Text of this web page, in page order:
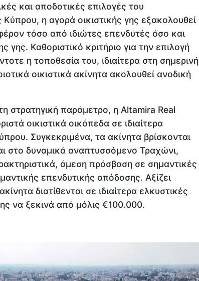
και αποδοτικές επιλογές του
Κύπρου, η αγορά οικιστικής γης εξακολουθεί
τόσο από ιδιώτες επενδυτές όσο και
γης. Καθοριστικό κριτήριο για την επιλογή
η τοποθεσία του, ιδιαίτερα στη σημερινή
οικιστικά ακίνητα ακολουθεί ανοδική
στρατηγική παράμετρο, η Altamira Real
οικιστικά οικόπεδα σε ιδιαίτερα
Συγκεκριμένα, τα ακίνητα βρίσκονται
στο δυναμικά αναπτυσσόμενο Τραχώνι,
άμεση πρόσβαση σε σημαντικές
επενδυτικής απόδοσης. Αξίζει
διατίθενται σε ιδιαίτερα ελκυστικές
να ξεκινά από μόλις €100.000.